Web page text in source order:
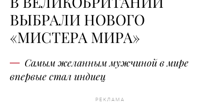
ВЫБРАЛИ НОВОГО
«МИСТЕРА МИРА»
Самым желанным мужчиной в мире
впервые стал индиец
РЕКЛАМА